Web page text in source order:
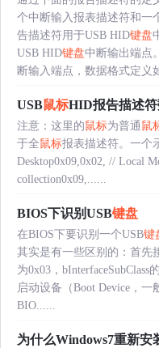
个中断输入报表描述符和一
告描述符用于USB HID键盘
USB HID键盘中断输出端点
断输入端点，数据格式定义
USB鼠标HID报告描述
注意：这里的鼠标为普通 鼠
于全鼠标报表描述符。一个
Desktop0x09,0x02, // Local
collection0x09,......
BIOS下识别USB键盘
在BIOS下要识别一个USB键
其实是有一些区别的：首先
为0x03，
启动设备（Boot Device，
BIO......
为什么Windows7重新安